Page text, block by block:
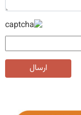
ارسال